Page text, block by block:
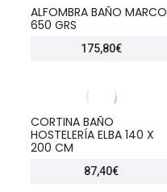
ALFOMBRA BAÑO MARCO
650 GRS
175,80€
CORTINA BAÑO
HOSTELERÍA ELBA 140 X
200 CM
87,40€